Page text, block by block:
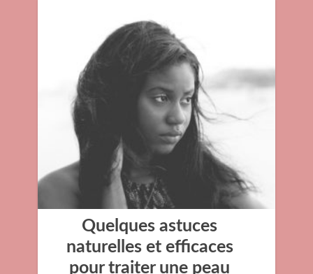
Quelques astuces
naturelles et efficaces
pour traiter une peau